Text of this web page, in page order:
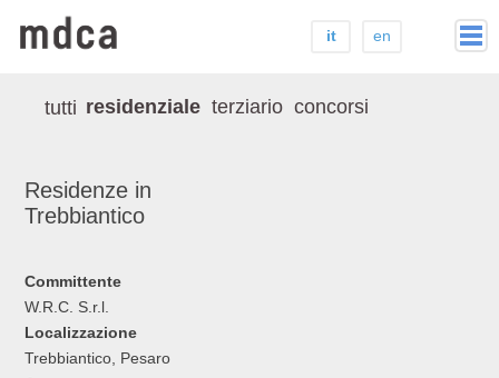
progetti
contatti
it en
residenziale terziario concorsi
tutti
Residenze in
Trebbiantico
Committente
W.R.C. S.r.l.
Localizzazione
Trebbiantico, Pesaro